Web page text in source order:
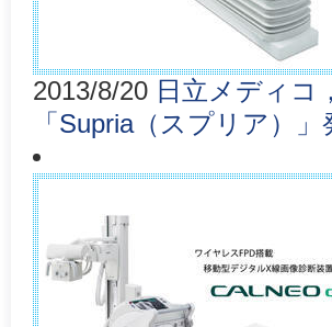
2013/8/20 日立メディコ
「Supria（スプリア）」